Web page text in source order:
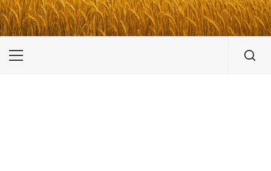
UKRAINE-IS
ПОДОРОЖI ПО УКРАЇНІ
Primary